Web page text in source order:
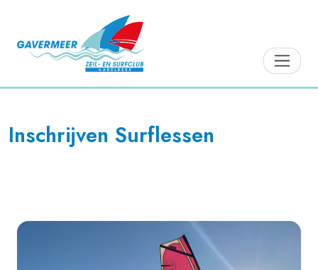
Inschrijven Surflessen